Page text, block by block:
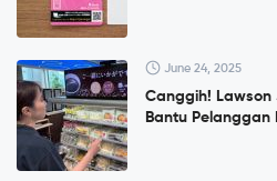
June 24, 2025
Canggih! Lawson
Bantu Pelanggan